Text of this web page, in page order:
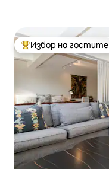
Най-популярен
Избор на гостите